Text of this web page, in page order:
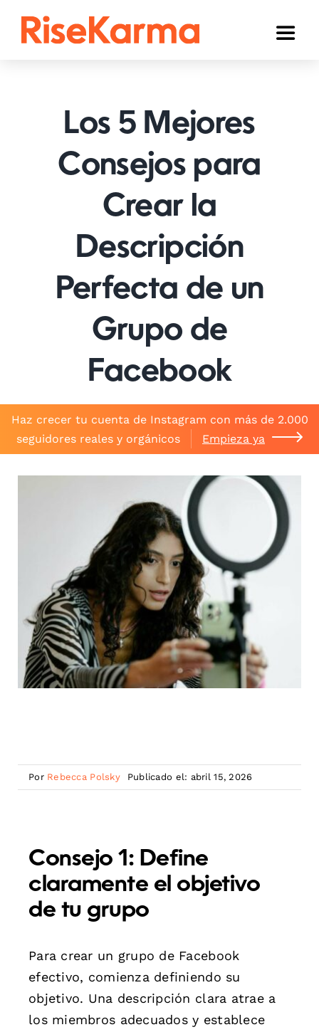
Toggle
TikTok
Facebook
Carrito
Los 5 Mejores
Consejos para
Crear la
Descripción
Perfecta de un
Grupo de
Facebook
Haz crecer tu cuenta de Instagram con más de 2.000
seguidores reales y orgánicos
Empieza ya
Por Rebecca Polsky Publicado el: abril 15, 2026
Consejo 1: Define
claramente el objetivo
de tu grupo
Para crear un grupo de Facebook
efectivo, comienza definiendo su
objetivo. Una descripción clara atrae a
los miembros adecuados y establece